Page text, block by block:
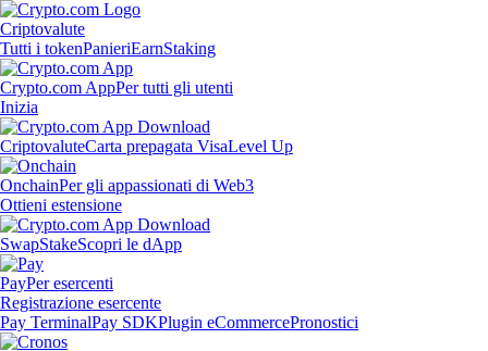
Criptovalute
Tutti i tokenPanieriEarnStaking
Crypto.com AppPer tutti gli utenti
Inizia
CriptovaluteCarta prepagata VisaLevel Up
OnchainPer gli appassionati di Web3
Ottieni estensione
SwapStakeScopri le dApp
PayPer esercenti
Registrazione esercente
Pay TerminalPay SDKPlugin eCommercePronostici